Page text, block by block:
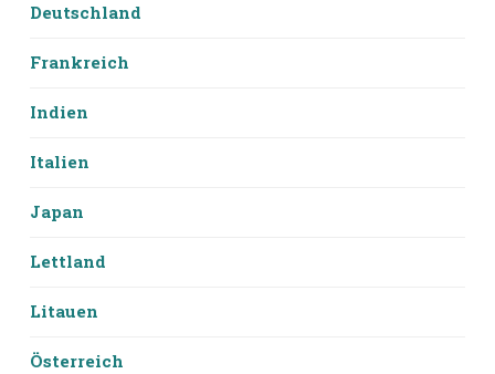
Deutschland
Frankreich
Indien
Italien
Japan
Lettland
Litauen
Österreich